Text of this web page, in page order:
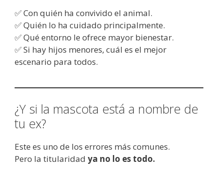
✅ Con quién ha convivido el animal.
✅ Quién lo ha cuidado principalmente.
✅ Qué entorno le ofrece mayor bienestar.
✅ Si hay hijos menores, cuál es el mejor
escenario para todos.
¿Y si la mascota está a nombre de
tu ex?
Este es uno de los errores más comunes.
Pero la titularidad ya no lo es todo.